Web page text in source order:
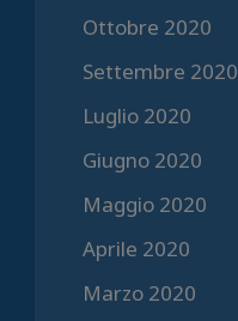
Ottobre 2020
Settembre 2020
Luglio 2020
Giugno 2020
Maggio 2020
Aprile 2020
Marzo 2020